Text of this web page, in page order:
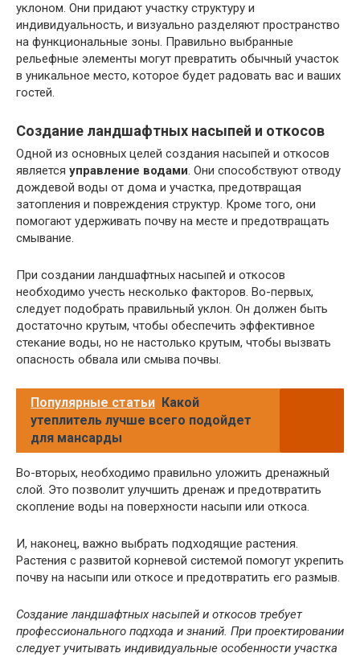
уклоном. Они придают участку структуру и
индивидуальность, и визуально разделяют пространство
на функциональные зоны. Правильно выбранные
рельефные элементы могут превратить обычный участок
в уникальное место, которое будет радовать вас и ваших
гостей.
Создание ландшафтных насыпей и откосов
Одной из основных целей создания насыпей и откосов
является управление водами. Они способствуют отводу
дождевой воды от дома и участка, предотвращая
затопления и повреждения структур. Кроме того, они
помогают удерживать почву на месте и предотвращать
смывание.
При создании ландшафтных насыпей и откосов
необходимо учесть несколько факторов. Во-первых,
следует подобрать правильный уклон. Он должен быть
достаточно крутым, чтобы обеспечить эффективное
стекание воды, но не настолько крутым, чтобы вызвать
опасность обвала или смыва почвы.
Популярные статьи Какой
утеплитель лучше всего подойдет
для мансарды
Во-вторых, необходимо правильно уложить дренажный
слой. Это позволит улучшить дренаж и предотвратить
скопление воды на поверхности насыпи или откоса.
И, наконец, важно выбрать подходящие растения.
Растения с развитой корневой системой помогут укрепить
почву на насыпи или откосе и предотвратить его размыв.
Создание ландшафтных насыпей и откосов требует
профессионального подхода и знаний. При проектировании
следует учитывать индивидуальные особенности участка